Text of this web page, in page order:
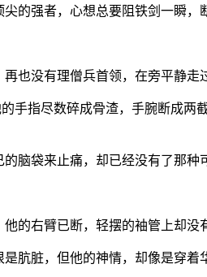
的强者，心想总要阻铁剑一瞬，
也没有理僧兵首领，在旁平静走
手指尽数碎成骨渣，手腕断成
脑袋来止痛，却已经没有了那种
的右臂已断，轻摆的袖管上却没
肮脏，但他的神情，却像是穿着